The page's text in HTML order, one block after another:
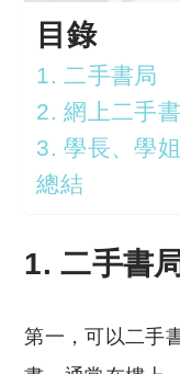
目錄
1. 二手書局
2. 網上二手
3. 學長、學姐
總結
1. 二手書
第一，可以二手